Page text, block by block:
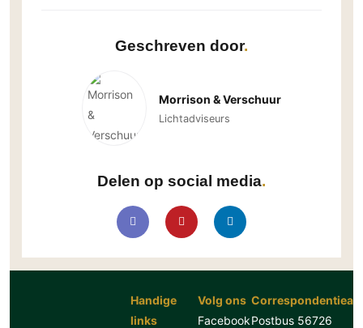
Geschreven door
Morrison & Verschuur
Lichtadviseurs
Delen op social media
Handige
links
Volg ons
FacebookPostbus 56726